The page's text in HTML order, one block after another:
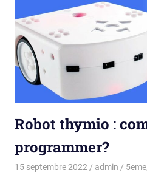
Robot thymio :
programmer?
15 septembre 2022 admin 5eme,